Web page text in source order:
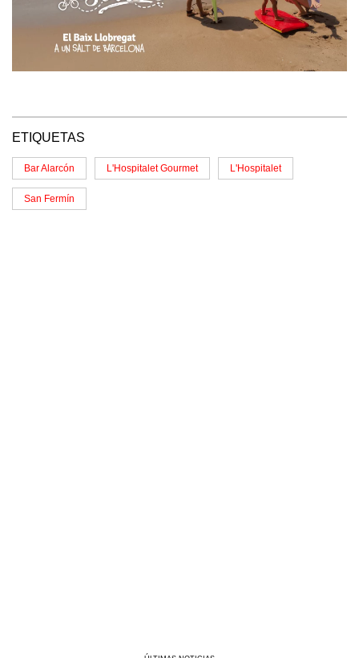
ETIQUETAS
Bar Alarcón L'Hospitalet Gourmet L'Hospitalet
San Fermín